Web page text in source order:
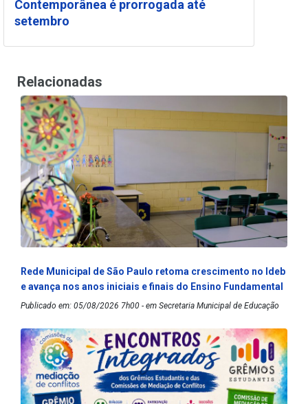
Contemporânea é prorrogada até
setembro
Relacionadas
Rede Municipal de São Paulo retoma crescimento no Ideb
e avança nos anos iniciais e finais do Ensino Fundamental
Publicado em: 05/08/2026 7h00 - em Secretaria Municipal de Educação